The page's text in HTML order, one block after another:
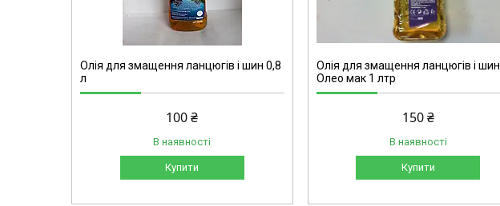
Олія для змащення ланцюгів і шин 0,8
л
100 ₴
В наявності
Купити
Олія для змащення ланцюгів і шин
Олео мак 1 лтр
150 ₴
В наявності
Купити
6378